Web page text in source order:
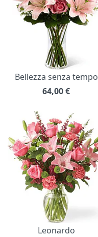
Bellezza senza tempo
64,00€
Leonardo